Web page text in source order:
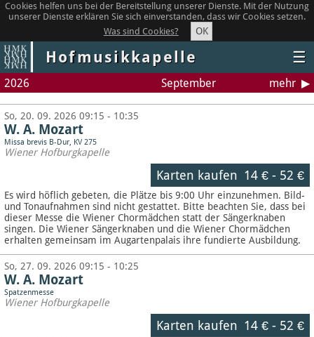
Cookies helfen uns bei der Bereitstellung unserer Dienste. Mit der Nutzung
unserer Dienste erklären Sie sich einverstanden, dass wir Cookies setzen.
Was sind Cookies?
OK
Hofmusikkapelle ☰
2026 September mehr
So, 20. 09. 2026 09:15 - 10:35
W. A. Mozart
Missa brevis B-Dur, KV 275
Wiener Hofburgkapelle
Karten kaufen 14 €- 52 €
Es wird höflich gebeten, die Plätze bis 9:00 Uhr einzunehmen. Bild-
und Tonaufnahmen sind nicht gestattet. Bitte beachten Sie, dass bei
dieser Messe die Wiener Chormädchen statt der Sängerknaben
singen. Die Wiener Sängerknaben und die Wiener Chormädchen
erhalten gemeinsam im Augartenpalais ihre fundierte Ausbildung.
So, 27. 09. 2026 09:15 - 10:25
W. A. Mozart
Spatzenmesse
Wiener Hofburgkapelle
Karten kaufen 14 €- 52 €